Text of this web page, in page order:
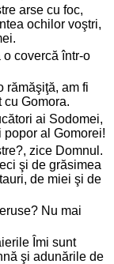
arse cu foc,
ochilor voştri,
covercă într-o
rămăşiţă, am fi
cu Gomora.
ai Sodomei,
popor al Gomorei!
zice Domnul.
şi de grăsimea
de miei şi de
Nu mai
Îmi sunt
şi adunările de